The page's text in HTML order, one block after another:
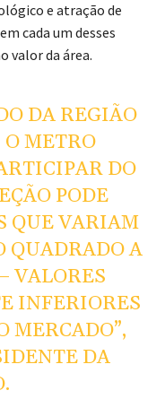
e atração de
cada um desses
valor da área.
DA REGIÃO
METRO
DO
PODE
QUE VARIAM
QUADRADO A
VALORES
INFERIORES
MERCADO”,
DA